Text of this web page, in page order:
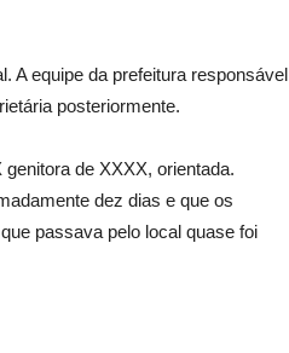
A equipe da prefeitura responsável
posteriormente.
de XXXX, orientada.
dez dias e que os
passava pelo local quase foi